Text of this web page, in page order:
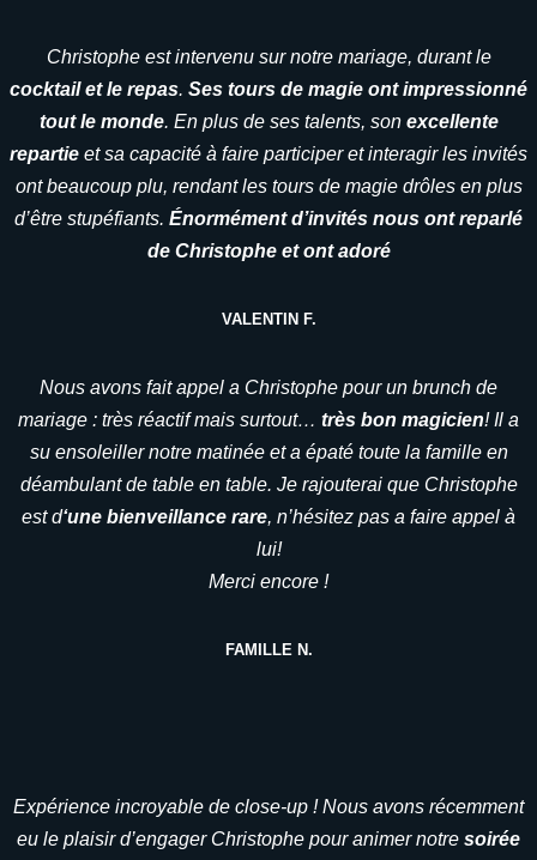
Christophe est intervenu sur notre mariage, durant le
cocktail et le repas. Ses tours de magie ont impressionné
tout le monde. En plus de ses talents, son excellente
repartie et sa capacité à faire participer et interagir les invités
ont beaucoup plu, rendant les tours de magie drôles en plus
d’être stupéfiants. Énormément d’invités nous ont reparlé
de Christophe et ont adoré
VALENTIN F.
Nous avons fait appel a Christophe pour un brunch de
mariage : très réactif mais surtout… très bon magicien! Il a
su ensoleiller notre matinée et a épaté toute la famille en
déambulant de table en table. Je rajouterai que Christophe
est d‘une bienveillance rare, n’hésitez pas a faire appel à
lui!
Merci encore !
FAMILLE N.
Expérience incroyable de close-up ! Nous avons récemment
eu le plaisir d’engager Christophe pour animer notre soirée